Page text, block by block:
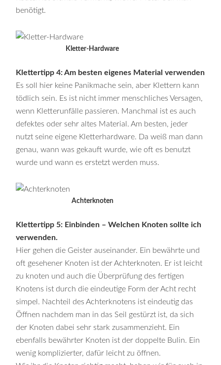
benötigt.
Kletter-Hardware
Klettertipp 4: Am besten eigenes Material verwenden
Es soll hier keine Panikmache sein, aber Klettern kann
tödlich sein. Es ist nicht immer menschliches Versagen,
wenn Kletterunfälle passieren. Manchmal ist es auch
defektes oder sehr altes Material. Am besten, jeder
nutzt seine eigene Kletterhardware. Da weiß man dann
genau, wann was gekauft wurde, wie oft es benutzt
wurde und wann es erstetzt werden muss.
Achterknoten
Klettertipp 5: Einbinden – Welchen Knoten sollte ich
verwenden.
Hier gehen die Geister auseinander. Ein bewährte und
oft gesehener Knoten ist der Achterknoten. Er ist leicht
zu knoten und auch die Überprüfung des fertigen
Knotens ist durch die eindeutige Form der Acht recht
simpel. Nachteil des Achterknotens ist eindeutig das
Öffnen nachdem man in das Seil gestürzt ist, da sich
der Knoten dabei sehr stark zusammenzieht. Ein
ebenfalls bewährter Knoten ist der doppelte Bulin. Ein
wenig komplizierter, dafür leicht zu öffnen.